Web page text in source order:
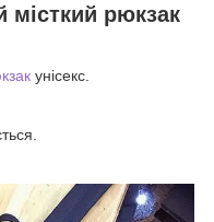
місткий рюкзак
унісекс.